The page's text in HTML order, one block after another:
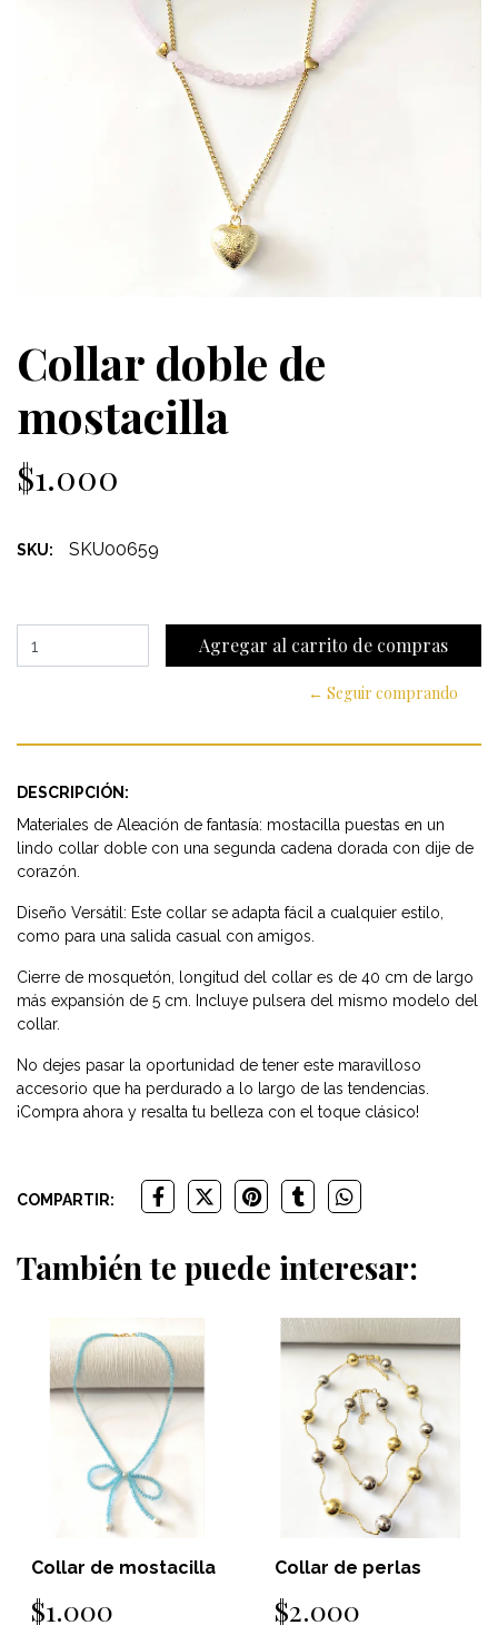
Collar doble de
mostacilla
$1.000
SKU: SKU00659
← Seguir comprando
DESCRIPCIÓN:
Materiales de Aleación de fantasía: mostacilla puestas en un
lindo collar doble con una segunda cadena dorada con dije de
corazón.
Diseño Versátil: Este collar se adapta fácil a cualquier estilo,
como para una salida casual con amigos.
Cierre de mosquetón, longitud del collar es de 40 cm de largo
más expansión de 5 cm. Incluye pulsera del mismo modelo del
collar.
No dejes pasar la oportunidad de tener este maravilloso
accesorio que ha perdurado a lo largo de las tendencias.
¡Compra ahora y resalta tu belleza con el toque clásico!
COMPARTIR:
También te puede interesar:
Collar de mostacilla
$1.000
Collar de perlas
$2.000